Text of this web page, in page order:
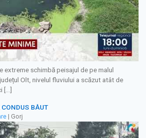
extreme schimbă peisajul de pe malul
Olt, nivelul fluviului a scăzut atât de
[…]
BĂUT
| Gorj